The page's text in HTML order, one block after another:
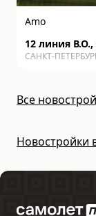
Amo
12 линия В.О.,
с1
САНКТ-
Все
Новостройки